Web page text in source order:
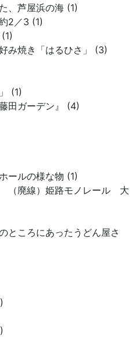
、芦屋浜の海 (1)
2／3 (1)
み焼き「はるひさ」 (3)
(1)
田ガーデン』 (4)
ールの様な物 (1)
（廃線）姫路モノレール 大
ところにあったうどん屋さ